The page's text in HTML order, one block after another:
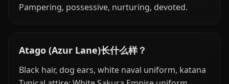
Pampering, possessive, nurturing, devoted.
Atago (Azur Lane)长什么样？
Black hair, dog ears, white naval uniform, katana